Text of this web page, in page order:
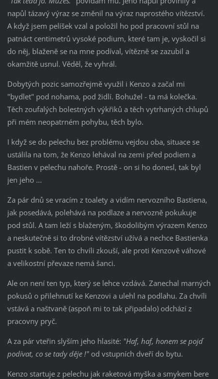
napůl tázavý výraz se změnil na výraz naprostého vítězství.
A když jsem pelíšek vzal a položil ho pod pracovní stůl na
patnáct centimetrů vysoké podium, které tam je, vyskočil si
do něj, blaženě se na mne podíval, vítězně se zazubil a
okamžitě usnul. Věděl, že vyhrál.
Dobytých pozic samozřejmě využil i Kenzo a začal mi
"bydlet" pod nohama, pod židlí. Bohužel - ta má kolečka.
Těch zoufalých bolestných výkřiků a těch vytrhaných chlupů
při mém neopatrném pohybu, těch bylo.
I když se do pelechu bez problému vejdou oba, situace se
ustálila na tom, že Kenzo lehával na zemi před podiem a
Bastien v pelechu nahoře. Prostě - on si ho donesl, tak byl
jen jeho ...
Za pár dnů se vracím z toalety a vidím nervozního Bastiena,
jak posedává, polehává na podlaze a nervozně pokukuje
pod stůl. A tam leží s blaženým, škodolibým výrazem Kenzo
a neskutečně si to drobné vítězství užívá a nechce Bastienka
pustit k sobě. Ten to chvíli zkouší, ale proti Kenzově váhové
a velikostní převaze nemá šanci.
Ale on není ten typ, který se lehce vzdává. Zanechal marných
pokusů o přilehnutí ke Kenzovi a ulehl na podlahu. Za chvíli
vstává a naštvaně (aspoň mi to tak připadalo) odchází z
pracovny pryč.
A za pár vteřin slyším jeho hlasité: "Haf, haf, honem se pojď
podívat, co se tady děje !"od vstupních dveří do bytu.
Kenzo startuje z pelechu jak raketová myška a smykem bere